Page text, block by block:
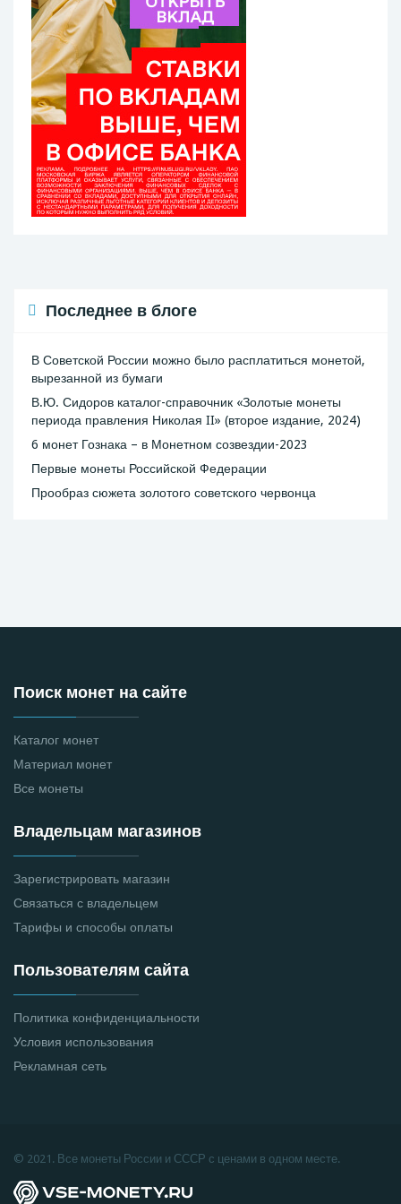
Последнее в блоге
В Советской России можно было расплатиться монетой,
вырезанной из бумаги
В.Ю. Сидоров каталог-справочник «Золотые монеты
периода правления Николая II» (второе издание, 2024)
6 монет Гознака – в Монетном созвездии-2023
Первые монеты Российской Федерации
Прообраз сюжета золотого советского червонца
Поиск монет на сайте
Каталог монет
Материал монет
Все монеты
Владельцам магазинов
Зарегистрировать магазин
Связаться с владельцем
Тарифы и способы оплаты
Пользователям сайта
Политика конфиденциальности
Условия использования
Рекламная сеть
© 2021. Все монеты России и СССР с ценами в одном месте.